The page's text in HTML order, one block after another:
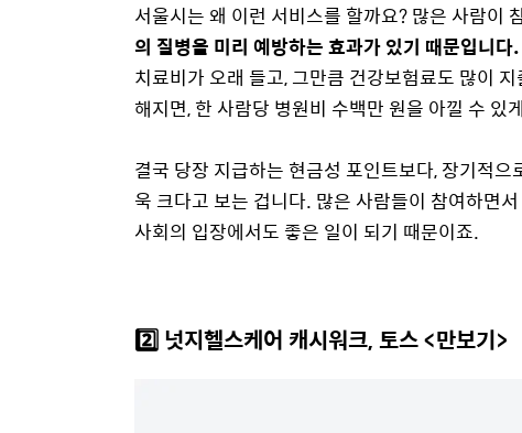
서울시는 왜 이런 서비스를 할까요? 많은 사람이
의 질병을 미리 예방하는 효과가 있기 때문입니다.
치료비가 오래 들고, 그만큼 건강보험료도 많이
해지면, 한 사람당 병원비 수백만 원을 아낄 수 있
결국 당장 지급하는 현금성 포인트보다, 장기적
욱 크다고 보는 겁니다. 많은 사람들이 참여하면
사회의 입장에서도 좋은 일이 되기 때문이죠.
2️⃣ 넛지헬스케어 캐시워크, 토스 <만보기>